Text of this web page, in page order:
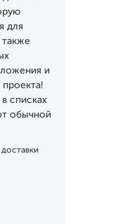
для
и
списках
обычной